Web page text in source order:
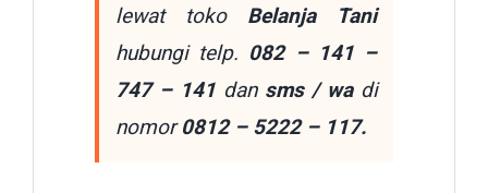
lewat toko Belanja Tani
hubungi telp. 082 – 141 –
747 – 141dan sms / wadi
nomor0812 – 5222 – 117.